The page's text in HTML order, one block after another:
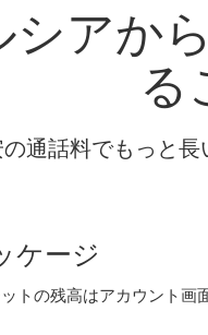
シアか
る
通話料でもっと
ケージ
トの残高はアカウント